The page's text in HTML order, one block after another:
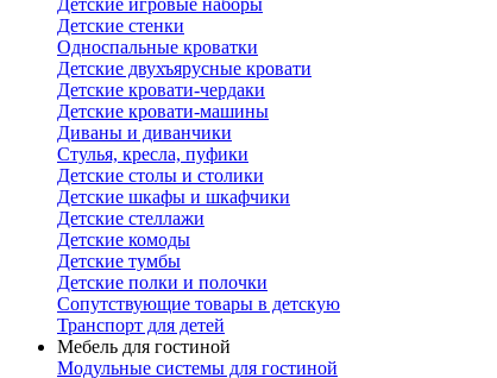
Детские игровые наборы
Детские стенки
Односпальные кроватки
Детские двухъярусные кровати
Детские кровати-чердаки
Детские кровати-машины
Диваны и диванчики
Стулья, кресла, пуфики
Детские столы и столики
Детские шкафы и шкафчики
Детские стеллажи
Детские комоды
Детские тумбы
Детские полки и полочки
Сопутствующие товары в детскую
Транспорт для детей
Мебель для гостиной
Модульные системы для гостиной